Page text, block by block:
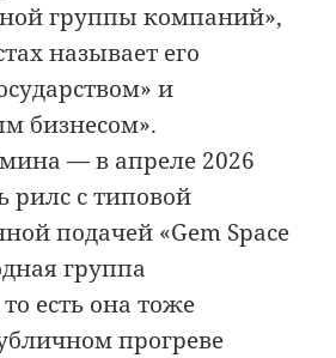
группы компаний»,
называет его
и
бизнесом».
— в апреле 2026
рилс с типовой
подачей «Gem Space
группа
есть она тоже
прогреве